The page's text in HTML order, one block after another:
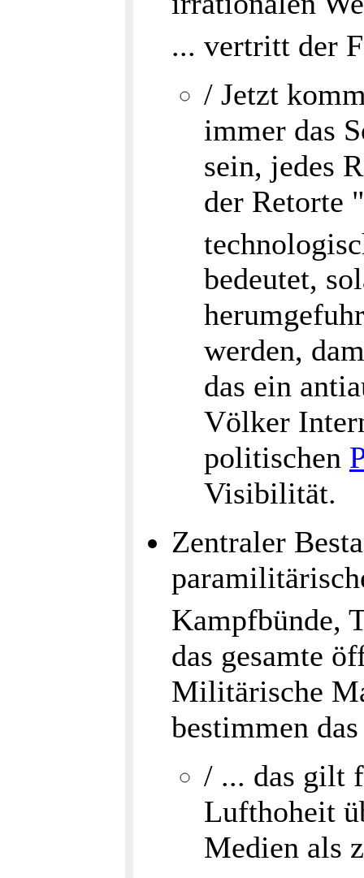
... vertritt der
/ Jetzt
immer das
sein, jedes
der Retorte
bedeutet,
werden,
das ein
Völker
politischen
Visibilität.
Zentraler
Kampfbünde,
das gesamte
Militärische
bestimmen
/ ... das gilt
Lufthoheit
Medien als